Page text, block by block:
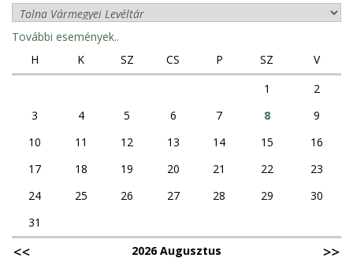
További események..
H
K SZ CS P SZ
V
1
2
3
4 5 6 7 8
9
10
11 12 13 14 15
16
17
18 19 20 21 22
23
24
25 26 27 28 29
30
31
2026 Augusztus